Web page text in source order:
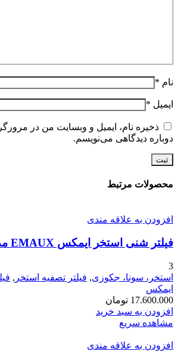
نام *
ایمیل *
ذخیره نام، ایمیل و وبسایت من در
دوباره دیدگاهی می‌نویسم.
محصولات مرتبط
افزودن به علاقه مندی
فیلتر شنی استخر ایمکس EMAUX مدل P500
3
استخر، سونا، جکوزی, فیلتر تصفیه استخر ,
ایمکس
17.600.000 تومان
افزودن به سبد خرید
مشاهده سریع
افزودن به علاقه مندی